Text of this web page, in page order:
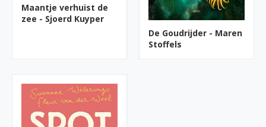
Maantje verhuist de
zee - Sjoerd Kuyper
De Goudrijder - Maren
Stoffels